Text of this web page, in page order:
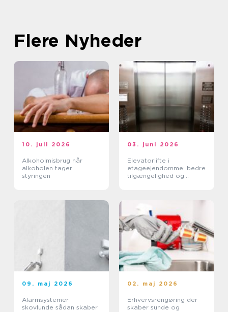
Flere Nyheder
10. juli 2026
Alkoholmisbrug når
alkoholen tager
styringen
03. juni 2026
Elevatorlifte i
etageejendomme: bedre
tilgængelighed og
09. maj 2026
Alarmsystemer
skovlunde sådan skaber
02. maj 2026
Erhvervsrengøring der
skaber sunde og